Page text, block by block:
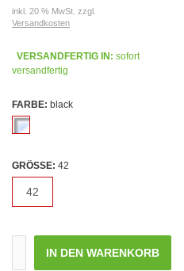
inkl. 20 % MwSt. zzgl.
Versandkosten
VERSANDFERTIG IN: sofort
versandfertig
FARBE: black
GRÖSSE: 42
42
IN DEN WARENKORB